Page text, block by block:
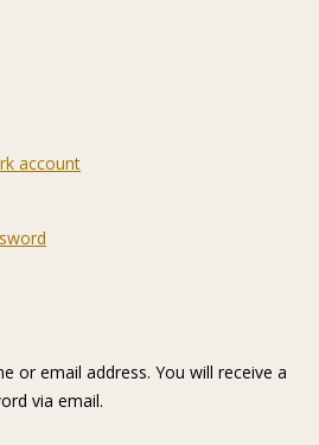
account
or email address. You will receive a
via email.